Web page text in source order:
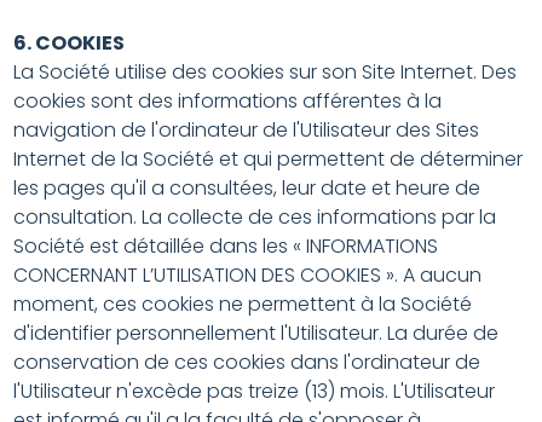
6. COOKIES
La Société utilise des cookies sur son Site Internet. Des
cookies sont des informations afférentes à la
navigation de l'ordinateur de l'Utilisateur des Sites
Internet de la Société et qui permettent de déterminer
les pages qu'il a consultées, leur date et heure de
consultation. La collecte de ces informations par la
Société est détaillée dans les « INFORMATIONS
CONCERNANT L’UTILISATION DES COOKIES ». A aucun
moment, ces cookies ne permettent à la Société
d'identifier personnellement l'Utilisateur. La durée de
conservation de ces cookies dans l'ordinateur de
l'Utilisateur n'excède pas treize (13) mois. L'Utilisateur